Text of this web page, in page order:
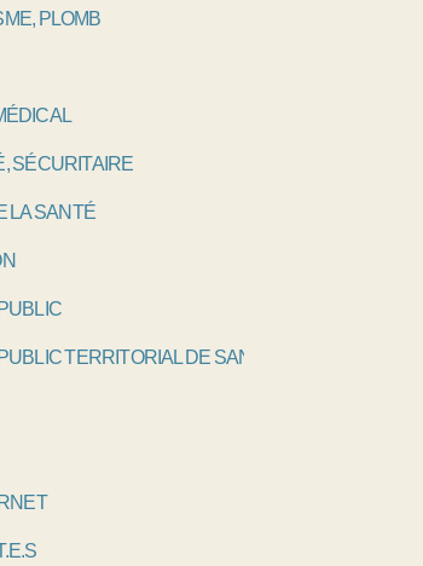
PLOMB
SÉCURITAIRE
LA SANTÉ
TERRITORIAL DE SANTÉ , SPTS